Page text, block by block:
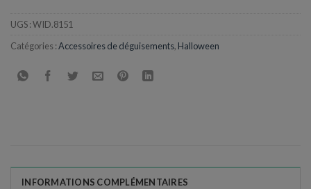
UGS :WID.8151
Catégories :Accessoires de déguisements, Halloween
INFORMATIONS COMPLÉMENTAIRES